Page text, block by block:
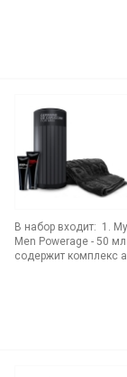
В набор входит: 1.
Men Powerage - 50
содержит комплекс